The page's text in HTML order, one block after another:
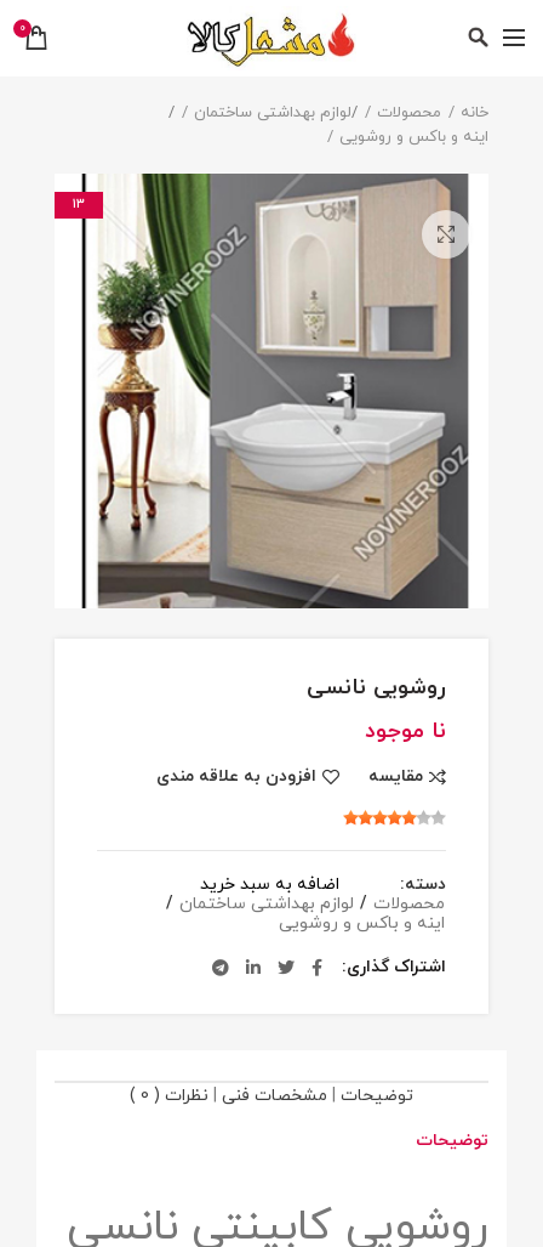
0
خانه محصولات /لوازم بهداشتی ساختمان
/
اینه و باکس و روشویی
13
بزرگنمایی تصویر
روشویی نانسی
نا موجود
مقایسه افزودن به علاقه مندی
اضافه به سبد خرید
دسته:
محصولات / لوازم بهداشتی ساختمان /
اینه و باکس و روشویی
اشتراک گذاری
توضیحات | مشخصات فنی | نظرات ( 0 )
توضیحات
روشویی کابینتی نانسی